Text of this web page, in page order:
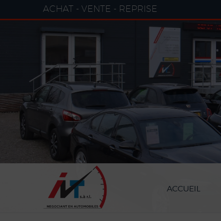
ACHAT - VENTE - REPRISE
ACCUEIL
Paramètres avancés des cookies